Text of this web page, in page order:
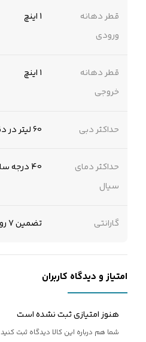
قطر دهانه
ورودی
1 اینچ
قطر دهانه
خروجی
۱ اینچ
حداکثر دبی 60 لیتر در دقیقه
حداکثر دمای
سیال
40 درجه سانتی‌گراد
گارانتی تضمین 7 روز بازگشت کالا
امتیاز و دیدگاه کاربران
هنوز امتیازی ثبت نشده است
شما هم درباره این کالا دیدگاه ثبت کنید